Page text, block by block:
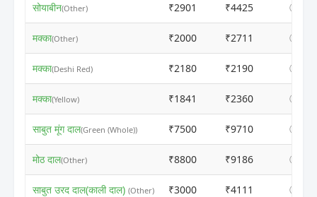
सोयाबीन(Other) ₹2901 ₹4425 ⓘ
मक्का(Other) ₹2000 ₹2711 ⓘ
मक्का(Deshi Red) ₹2180 ₹2190 ⓘ
मक्का(Yellow) ₹1841 ₹2360 ⓘ
साबुत मूंग दाल(Green (Whole)) ₹7500 ₹9710 ⓘ
मोठ दाल(Other) ₹8800 ₹9186 ⓘ
साबुत उरद दाल(काली दाल) (Other) ₹3000 ₹4111 ⓘ